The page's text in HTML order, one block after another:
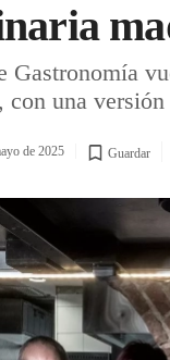
con una
de 2025 Guardar